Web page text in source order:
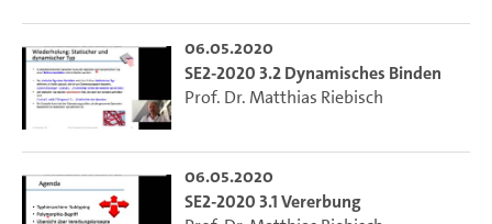
06.05.2020
SE2-2020 3.2 Dynamisches Binden
Prof. Dr. Matthias Riebisch
06.05.2020
SE2-2020 3.1 Vererbung